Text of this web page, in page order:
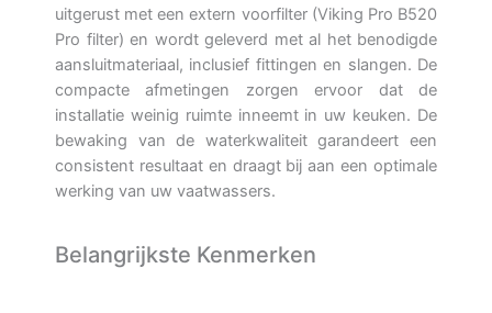
uitgerust met een extern voorfilter (Viking Pro B520
Pro filter) en wordt geleverd met al het benodigde
aansluitmateriaal, inclusief fittingen en slangen. De
compacte afmetingen zorgen ervoor dat de
installatie weinig ruimte inneemt in uw keuken. De
bewaking van de waterkwaliteit garandeert een
consistent resultaat en draagt bij aan een optimale
werking van uw vaatwassers.
Belangrijkste Kenmerken